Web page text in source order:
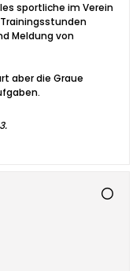
sportliche im Verein
Meldung von
aber die Graue
.